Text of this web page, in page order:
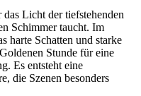
Licht der tiefstehenden
Schimmer taucht. Im
harte Schatten und starke
Stunde für eine
Es entsteht eine
die Szenen besonders